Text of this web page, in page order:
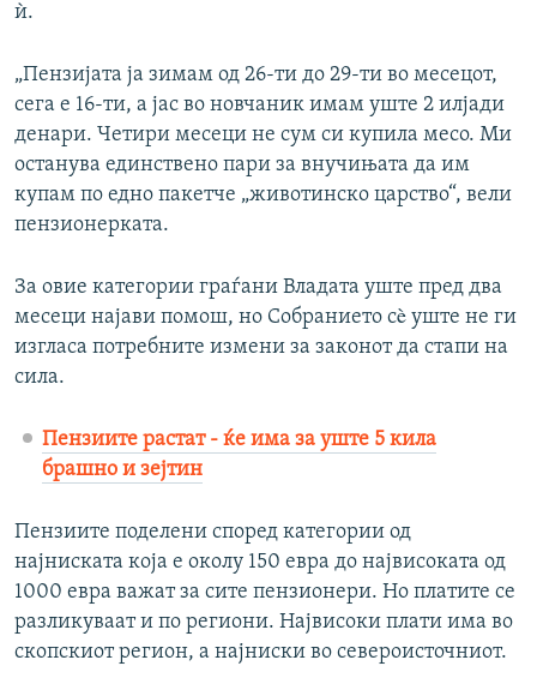
ѝ.
„Пензијата ја зимам од 26-ти до 29-ти во месецот,
сега е 16-ти, а јас во новчаник имам уште 2 илјади
денари. Четири месеци не сум си купила месо. Ми
останува единствено пари за внучињата да им
купам по едно пакетче „животинско царство“, вели
пензионерката.
За овие категории граѓани Владата уште пред два
месеци најави помош, но Собранието сè уште не ги
изгласа потребните измени за законот да стапи на
сила.
Пензиите растат - ќе има за уште 5 кила
брашно и зејтин
Пензиите поделени според категории од
најниската која е околу 150 евра до највисоката од
1000 евра важат за сите пензионери. Но платите се
разликуваат и по региони. Највисоки плати има во
скопскиот регион, а најниски во североисточниот.